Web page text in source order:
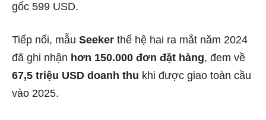
gốc 599 USD.
Tiếp nối, mẫu Seeker thế hệ hai ra mắt năm 2024
đã ghi nhận hơn 150.000 đơn đặt hàng, đem về
67,5 triệu USD doanh thu khi được giao toàn cầu
vào 2025.